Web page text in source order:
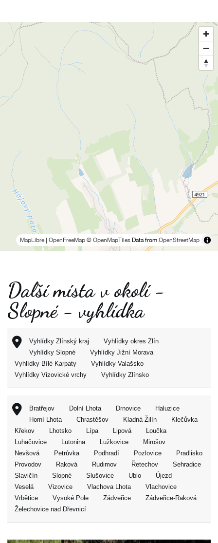
MapLibre OpenFreeMap © OpenMapTiles Data from OpenStreetMap
Další místa v okolí -
Slopné - vyhlídka
Vyhlídky Zlínský kraj
Vyhlídky okres Zlín
Vyhlídky Slopné
Vyhlídky Jižní Morava
Vyhlídky Bílé Karpaty
Vyhlídky Valašsko
Vyhlídky Vizovické vrchy
Vyhlídky Zlínsko
Bratřejov Dolní Lhota Drnovice
Haluzice
Horní Lhota
Chrastěšov Kladná Žilín
Klečůvka
Křekov
Lhotsko Lípa Lipová
Loučka
Luhačovice
Lutonina Lužkovice
Mirošov
Nevšová
Petrůvka Podhradí Pozlovice
Pradlisko
Provodov
Raková Rudimov Řetechov
Sehradice
Slavičín
Slopné Slušovice Ublo
Újezd
Veselá
Vizovice Vlachova Lhota
Vlachovice
Vrbětice
Vysoké Pole Zádveřice
Zádveřice-Raková
Želechovice nad Dřevnicí